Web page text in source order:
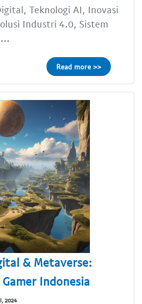
Teknologi AI, Inovasi
Industri 4.0, Sistem
Read more >>
& Metaverse:
Indonesia
2024